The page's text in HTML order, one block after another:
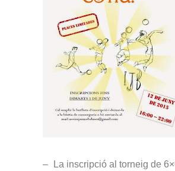
–
La inscripció al torneig de